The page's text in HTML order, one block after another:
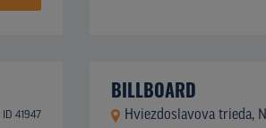
ID 41947
BILLBOARD
Hviezdoslavova trieda,